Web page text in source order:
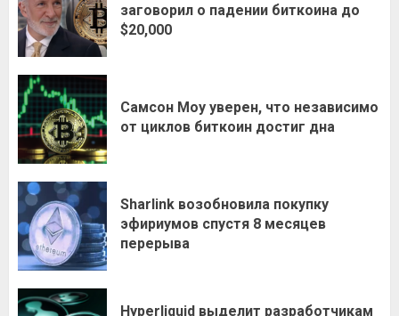
заговорил о падении биткоина до
$20,000
Самсон Моу уверен, что независимо
от циклов биткоин достиг дна
Sharlink возобновила покупку
эфириумов спустя 8 месяцев
перерыва
Hyperliquid выделит разработчикам